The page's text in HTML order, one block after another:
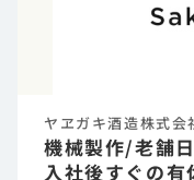
ヤヱガキ酒造株式会
機械製作/老舗
入社後すぐの